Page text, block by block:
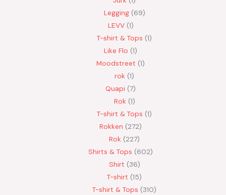
Legging 69
LEVV 1
T-shirt & Tops 1
Like Flo 1
Moodstreet 1
rok 1
Quapi 7
Rok 1
T-shirt & Tops 1
Rokken 272
Rok 227
Shirts & Tops 602
Shirt 36
T-shirt 15
T-shirt & Tops 310